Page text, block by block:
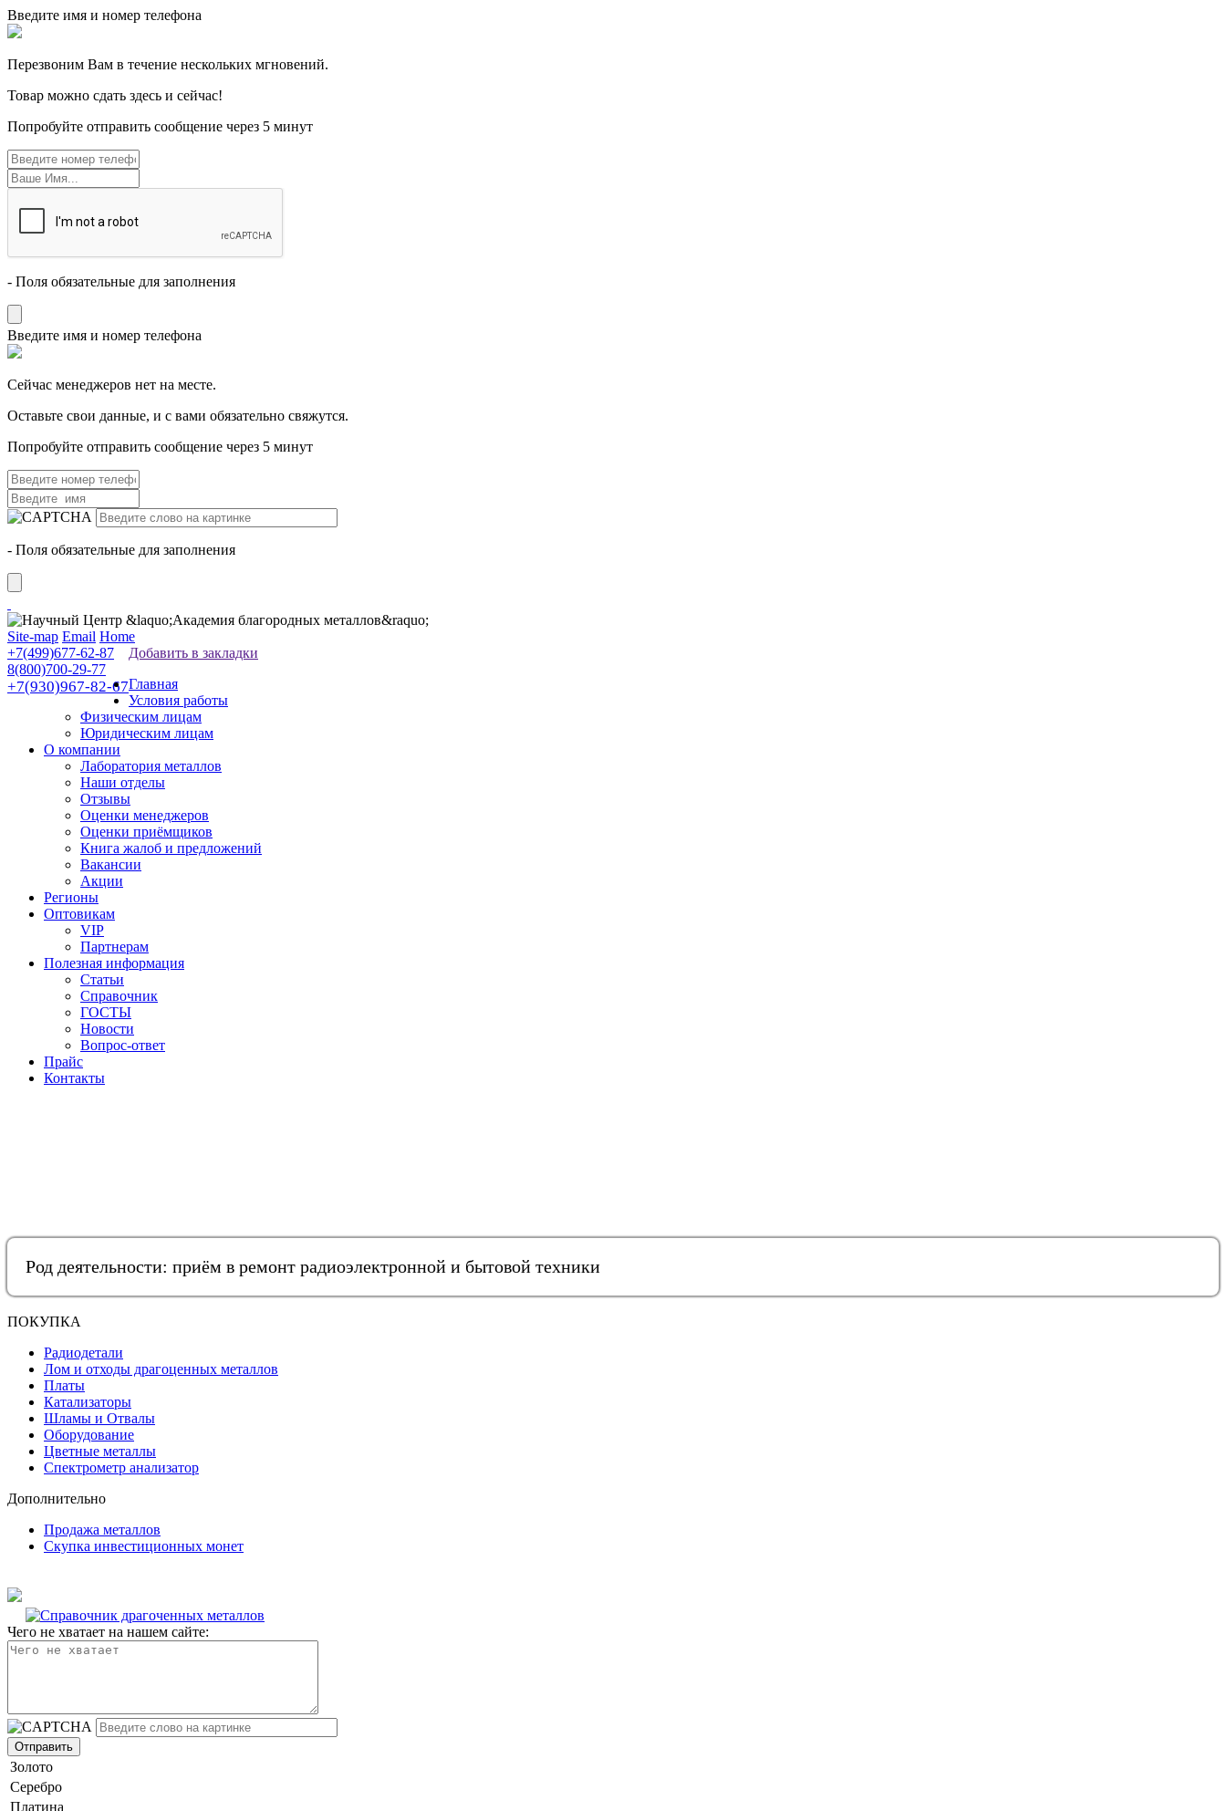
Введите имя и номер телефона
Перезвоним Вам в течение нескольких мгновений.
Товар можно сдать здесь и сейчас!
Попробуйте отправить сообщение через 5 минут
- Поля обязательные для заполнения
Введите имя и номер телефона
Cейчас менеджеров нет на месте.
Оставьте свои данные, и с вами обязательно свяжутся.
Попробуйте отправить сообщение через 5 минут
- Поля обязательные для заполнения
Site-map Email Home
+7(499)677-62-87
8(800)700-29-77
+7(930)967-82-67
Добавить в закладки
Главная
Условия работы
Физическим лицам
Юридическим лицам
О компании
Лаборатория металлов
Наши отделы
Отзывы
Оценки менеджеров
Оценки приёмщиков
Книга жалоб и предложений
Вакансии
Акции
Регионы
Оптовикам
VIP
Партнерам
Полезная информация
Статьи
Справочник
ГОСТЫ
Новости
Вопрос-ответ
Прайс
Контакты
Род деятельности: приём в ремонт радиоэлектронной и бытовой техники
ПОКУПКА
Радиодетали
Лом и отходы драгоценных металлов
Платы
Катализаторы
Шламы и Отвалы
Оборудование
Цветные металлы
Спектрометр анализатор
Дополнительно
Продажа металлов
Скупка инвестиционных монет
Чего не хватает на нашем сайте:
Золото
Серебро
Платина